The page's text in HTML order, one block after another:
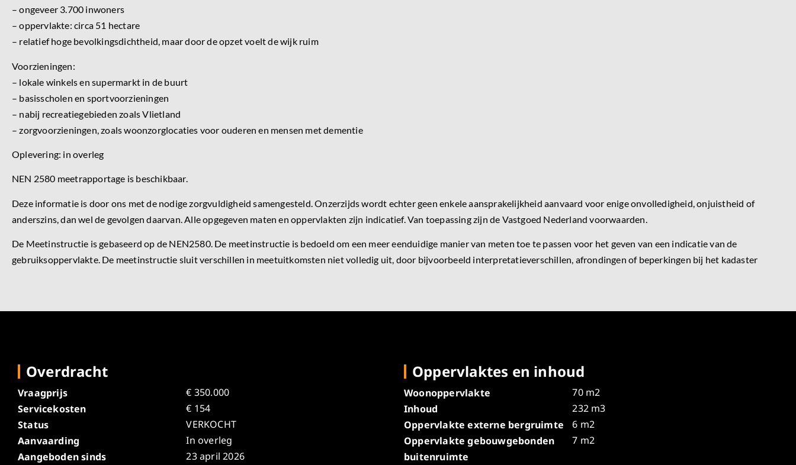
– ongeveer 3.700 inwoners
– oppervlakte: circa 51 hectare
– relatief hoge bevolkingsdichtheid, maar door de opzet voelt de wijk ruim
Voorzieningen:
– lokale winkels en supermarkt in de buurt
– basisscholen en sportvoorzieningen
– nabij recreatiegebieden zoals Vlietland
– zorgvoorzieningen, zoals woonzorglocaties voor ouderen en mensen met dementie
Oplevering: in overleg
NEN 2580 meetrapportage is beschikbaar.
Deze informatie is door ons met de nodige zorgvuldigheid samengesteld. Onzerzijds wordt echter geen enkele aansprakelijkheid aanvaard voor enige onvolledigheid, onjuistheid of
anderszins, dan wel de gevolgen daarvan. Alle opgegeven maten en oppervlakten zijn indicatief. Van toepassing zijn de Vastgoed Nederland voorwaarden.
De Meetinstructie is gebaseerd op de NEN2580. De meetinstructie is bedoeld om een meer eenduidige manier van meten toe te passen voor het geven van een indicatie van de
gebruiksoppervlakte. De meetinstructie sluit verschillen in meetuitkomsten niet volledig uit, door bijvoorbeeld interpretatieverschillen, afrondingen of beperkingen bij het kadaster
Overdracht
Vraagprijs
€ 350.000
Servicekosten
€ 154
Status
VERKOCHT
Aanvaarding
In overleg
Aangeboden sinds
23 april 2026
Oppervlaktes en inhoud
Woonoppervlakte
70 m2
Inhoud
232 m3
Oppervlakte externe bergruimte
6 m2
Oppervlakte gebouwgebonden
buitenruimte
7 m2